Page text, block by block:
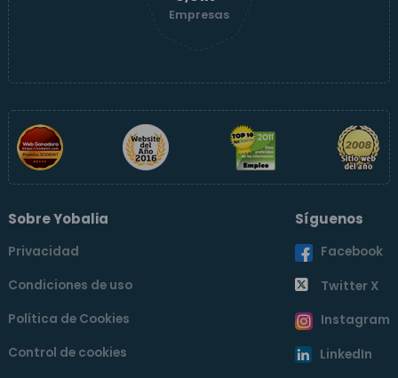
Empresas
Sobre Yobalia
Privacidad
Condiciones de uso
Política de Cookies
Control de cookies
Síguenos
Facebook
Twitter X
Instagram
LinkedIn